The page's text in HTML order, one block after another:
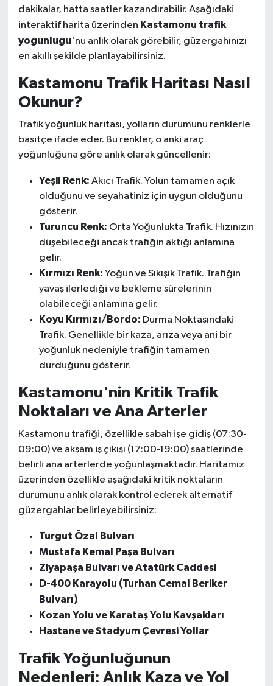
dakikalar, hatta saatler kazandırabilir. Aşağıdaki
interaktif harita üzerinden Kastamonu trafik
yoğunluğu'nu anlık olarak görebilir, güzergahınızı
en akıllı şekilde planlayabilirsiniz.
Kastamonu Trafik Haritası Nasıl
Okunur?
Trafik yoğunluk haritası, yolların durumunu renklerle
basitçe ifade eder. Bu renkler, o anki araç
yoğunluğuna göre anlık olarak güncellenir:
Yeşil Renk: Akıcı Trafik. Yolun tamamen açık
olduğunu ve seyahatiniz için uygun olduğunu
gösterir.
Turuncu Renk: Orta Yoğunlukta Trafik. Hızınızın
düşebileceği ancak trafiğin aktığı anlamına
gelir.
Kırmızı Renk: Yoğun ve Sıkışık Trafik. Trafiğin
yavaş ilerlediği ve bekleme sürelerinin
olabileceği anlamına gelir.
Koyu Kırmızı/Bordo: Durma Noktasındaki
Trafik. Genellikle bir kaza, arıza veya ani bir
yoğunluk nedeniyle trafiğin tamamen
durduğunu gösterir.
Kastamonu'nin Kritik Trafik
Noktaları ve Ana Arterler
Kastamonu trafiği, özellikle sabah işe gidiş (07:30-
09:00) ve akşam iş çıkışı (17:00-19:00) saatlerinde
belirli ana arterlerde yoğunlaşmaktadır. Haritamız
üzerinden özellikle aşağıdaki kritik noktaların
durumunu anlık olarak kontrol ederek alternatif
güzergahlar belirleyebilirsiniz:
Turgut Özal Bulvarı
Mustafa Kemal Paşa Bulvarı
Ziyapaşa Bulvarı ve Atatürk Caddesi
D-400 Karayolu (Turhan Cemal Beriker
Bulvarı)
Kozan Yolu ve Karataş Yolu Kavşakları
Hastane ve Stadyum Çevresi Yollar
Trafik Yoğunluğunun
Nedenleri: Anlık Kaza ve Yol